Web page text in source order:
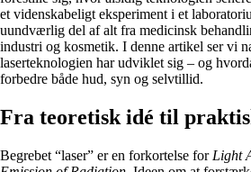
et videnskabeligt eksperiment i et
uundværlig del af alt fra medicinsk
industri og kosmetik. I denne artikel ser vi
laserteknologien har udviklet sig – og
forbedre både hud, syn og selvtillid.
Fra teoretisk idé til
Begrebet “laser” er en forkortelse for Light